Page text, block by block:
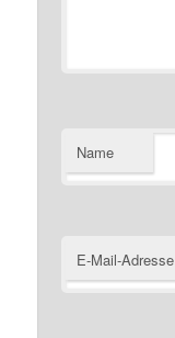
Name
E-Mail-Adresse